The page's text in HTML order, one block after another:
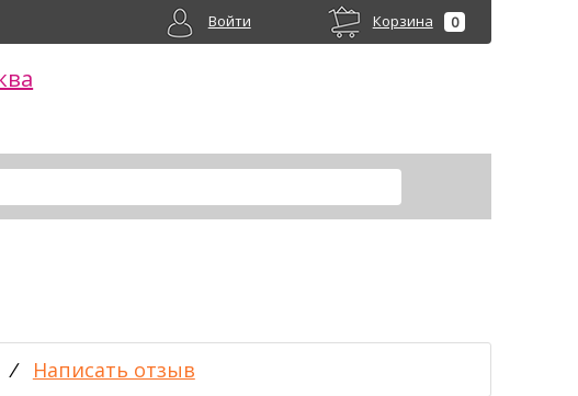
Корзина 0
Войти
/ Написать отзыв